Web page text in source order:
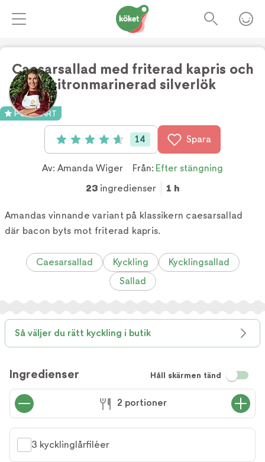
Caesarsallad med friterad kapris och
citronmarinerad silverlök
POPULÄRT
Betyg: 4.7 av 5 (14 röster)
14 Spara
Av: Amanda Wiger Från: Efter stängning
23 ingredienser 1 h
Amandas vinnande variant på klassikern caesarsallad
där bacon byts mot friterad kapris.
Caesarsallad Kyckling
Kycklingsallad
Sallad
Så väljer du rätt kyckling i butik
Ingredienser Håll skärmen tänd
2 portioner
3 kycklinglårfiléer